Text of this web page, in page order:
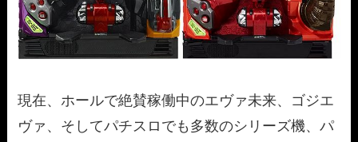
現在、ホールで絶賛稼働中のエヴァ未来、ゴジエ
ヴァ、そしてパチスロでも多数のシリーズ機、パ